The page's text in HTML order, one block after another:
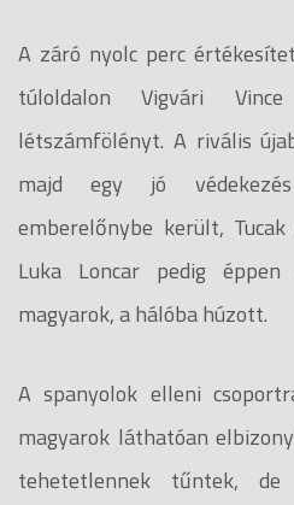
A záró nyolc perc
túloldalon Vigvári
létszámfölényt. A rivális
majd egy jó
emberelőnybe került,
Luka Loncar pedig
magyarok, a hálóba húzott.
A spanyolok elleni
magyarok láthatóan
tehetetlennek tűntek,